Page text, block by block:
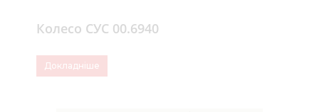
Колесо СУС 00.6940
Докладніше